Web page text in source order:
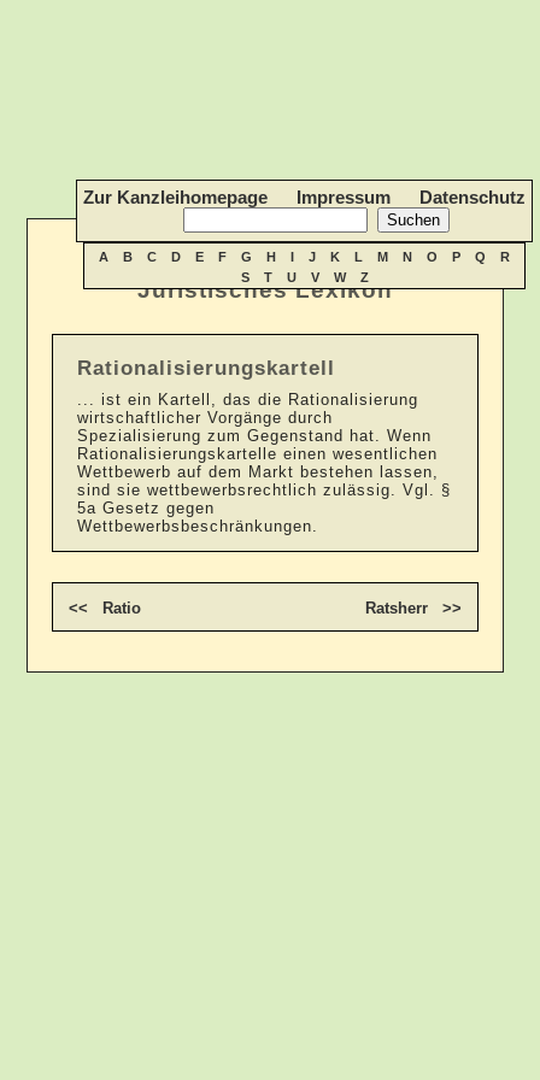
Juristisches Lexikon
Zur Kanzleihomepage Impressum Datenschutz
A B C D E F G H I J K L M N O P Q
R
S
T U V W Z
Rationalisierungskartell
... ist ein Kartell, das die Rationalisierung
wirtschaftlicher Vorgänge durch
Spezialisierung zum Gegenstand hat. Wenn
Rationalisierungskartelle einen wesentlichen
Wettbewerb auf dem Markt bestehen lassen,
sind sie wettbewerbsrechtlich zulässig. Vgl. §
5a Gesetz gegen
Wettbewerbsbeschränkungen.
<< Ratio Ratsherr >>